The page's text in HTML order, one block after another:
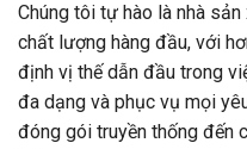
Chúng tôi tự hào là nhà
chất lượng hàng đầu, với
định vị thế dẫn đầu trong
đa dạng và phục vụ mọi
đóng gói truyền thống đến